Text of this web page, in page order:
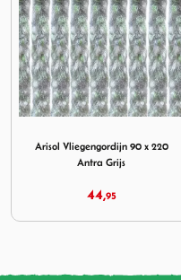
Arisol Vliegengordijn 90 x 220
Grijs Wit
44,